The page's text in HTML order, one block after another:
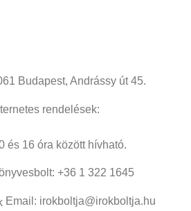
Budapest, Andrássy út 45.
rendelések:
és 16 óra között hívható.
+36 1 322 1645
Email: irokboltja@irokboltja.hu